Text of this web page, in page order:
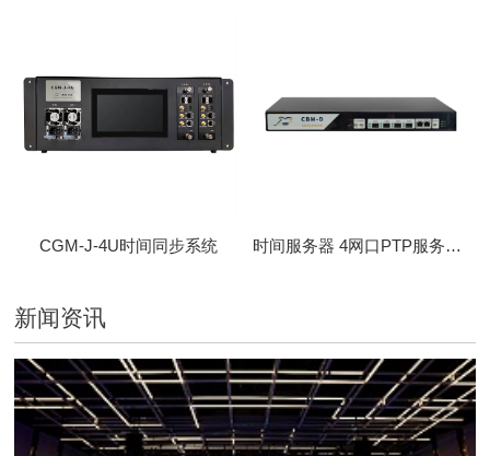
CGM-J-4U时间同步系统 时间服务器 4网口PTP服务器 CBM-D-40
新闻资讯